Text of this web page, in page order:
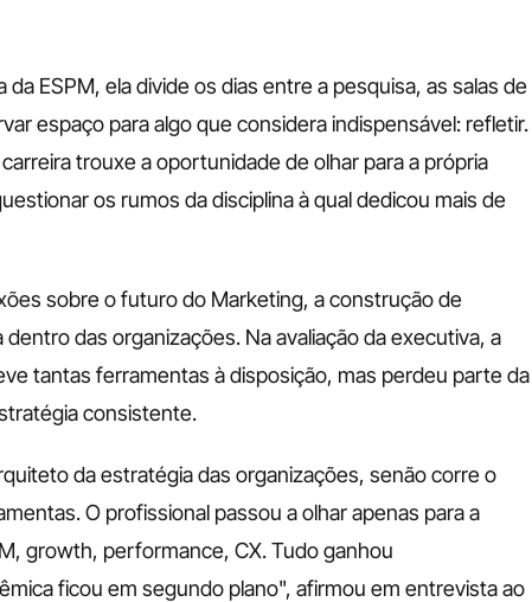
ESPM, ela divide os dias entre a pesquisa, as salas de
espaço para algo que considera indispensável: refletir.
trouxe a oportunidade de olhar para a própria
os rumos da disciplina à qual dedicou mais de
sobre o futuro do Marketing, a construção de
das organizações. Na avaliação da executiva, a
tantas ferramentas à disposição, mas perdeu parte da
consistente.
da estratégia das organizações, senão corre o
O profissional passou a olhar apenas para a
growth, performance, CX. Tudo ganhou
ficou em segundo plano", afirmou em entrevista ao